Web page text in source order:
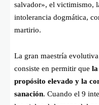
salvador», el victimismo,
intolerancia dogmática,
martirio.
La gran maestría
consiste en permitir que
propósito elevado y la
sanación. Cuando el 9